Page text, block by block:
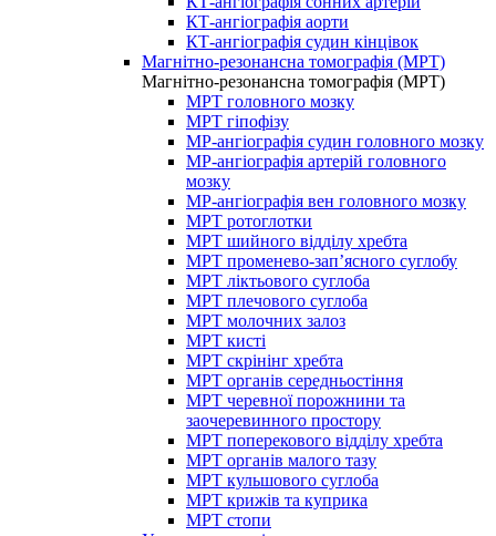
КТ-ангіографія аорти
КТ-ангіографія судин кінцівок
Магнітно-резонансна томографія (МРТ)
Магнітно-резонансна томографія (МРТ)
МРТ головного мозку
МРТ гіпофізу
МР-ангіографія судин головного мозку
МР-ангіографія артерій головного
мозку
МР-ангіографія вен головного мозку
МРТ ротоглотки
МРТ шийного відділу хребта
МРТ променево-зап’ясного суглобу
МРТ ліктьового суглоба
МРТ плечового суглоба
МРТ молочних залоз
МРТ кисті
МРТ скрінінг хребта
МРТ органів середньостіння
МРТ черевної порожнини та
заочеревинного простору
МРТ поперекового відділу хребта
МРТ органів малого тазу
МРТ кульшового суглоба
МРТ крижів та куприка
МРТ стопи